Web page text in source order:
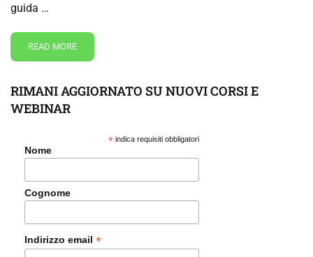
guida …
READ MORE
RIMANI AGGIORNATO SU NUOVI CORSI E
WEBINAR
*indica requisiti obbligatori
Nome
Cognome
Indirizzo email *